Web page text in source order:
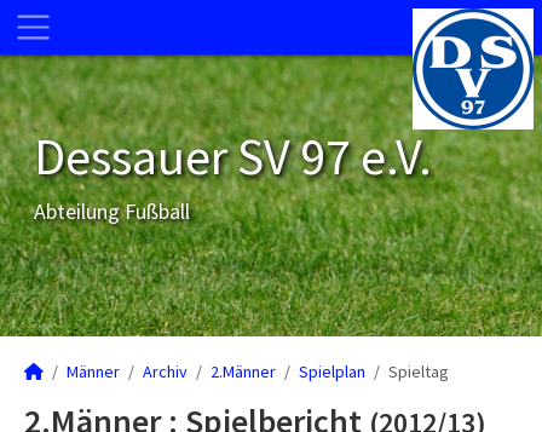
Dessauer SV 97 e.V.
Abteilung Fußball
Männer Archiv 2.Männer Spielplan Spieltag
2.Männer : Spielbericht (2012/13)